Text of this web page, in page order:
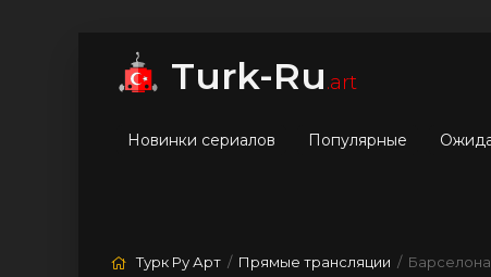
Turk-Ru.art
Новинки сериалов Популярные
Турк Ру Арт / Прямые трансляции /